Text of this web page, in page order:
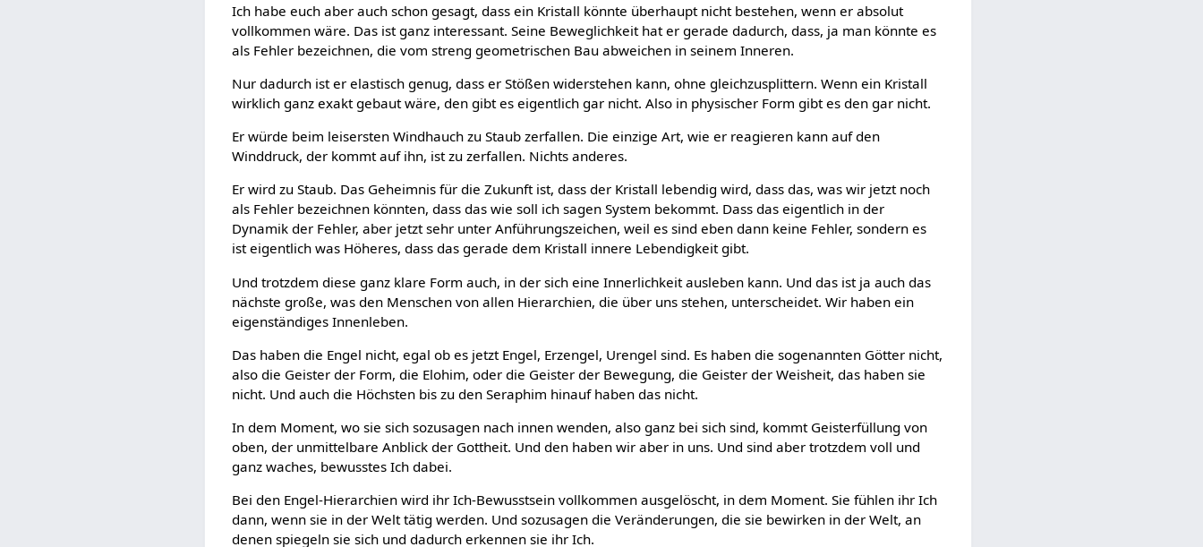
Ich habe euch aber auch schon gesagt, dass ein Kristall könnte überhaupt nicht bestehen, wenn er absolut
vollkommen wäre. Das ist ganz interessant. Seine Beweglichkeit hat er gerade dadurch, dass, ja man könnte es
als Fehler bezeichnen, die vom streng geometrischen Bau abweichen in seinem Inneren.
Nur dadurch ist er elastisch genug, dass er Stößen widerstehen kann, ohne gleichzusplittern. Wenn ein Kristall
wirklich ganz exakt gebaut wäre, den gibt es eigentlich gar nicht. Also in physischer Form gibt es den gar nicht.
Er würde beim leisersten Windhauch zu Staub zerfallen. Die einzige Art, wie er reagieren kann auf den
Winddruck, der kommt auf ihn, ist zu zerfallen. Nichts anderes.
Er wird zu Staub. Das Geheimnis für die Zukunft ist, dass der Kristall lebendig wird, dass das, was wir jetzt noch
als Fehler bezeichnen könnten, dass das wie soll ich sagen System bekommt. Dass das eigentlich in der
Dynamik der Fehler, aber jetzt sehr unter Anführungszeichen, weil es sind eben dann keine Fehler, sondern es
ist eigentlich was Höheres, dass das gerade dem Kristall innere Lebendigkeit gibt.
Und trotzdem diese ganz klare Form auch, in der sich eine Innerlichkeit ausleben kann. Und das ist ja auch das
nächste große, was den Menschen von allen Hierarchien, die über uns stehen, unterscheidet. Wir haben ein
eigenständiges Innenleben.
Das haben die Engel nicht, egal ob es jetzt Engel, Erzengel, Urengel sind. Es haben die sogenannten Götter nicht,
also die Geister der Form, die Elohim, oder die Geister der Bewegung, die Geister der Weisheit, das haben sie
nicht. Und auch die Höchsten bis zu den Seraphim hinauf haben das nicht.
In dem Moment, wo sie sich sozusagen nach innen wenden, also ganz bei sich sind, kommt Geisterfüllung von
oben, der unmittelbare Anblick der Gottheit. Und den haben wir aber in uns. Und sind aber trotzdem voll und
ganz waches, bewusstes Ich dabei.
Bei den Engel-Hierarchien wird ihr Ich-Bewusstsein vollkommen ausgelöscht, in dem Moment. Sie fühlen ihr Ich
dann, wenn sie in der Welt tätig werden. Und sozusagen die Veränderungen, die sie bewirken in der Welt, an
denen spiegeln sie sich und dadurch erkennen sie ihr Ich.